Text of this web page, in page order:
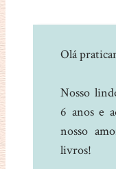
Olá
Nosso
6 anos e
nosso
livros!